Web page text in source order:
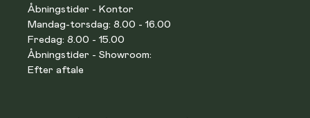
Åbningstider - Kontor
Mandag-torsdag: 8.00 - 16.00
Fredag: 8.00 - 15.00
Åbningstider - Showroom:
Efter aftale